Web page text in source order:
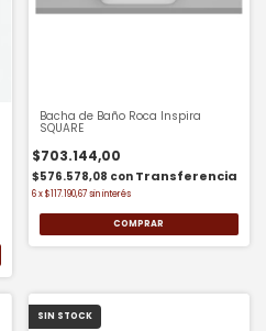
Bacha de Baño Roca Inspira
SQUARE
$703.144,00
$576.578,08 con
6 x$117.190,67 sin interés
COMPRAR
SIN STOCK